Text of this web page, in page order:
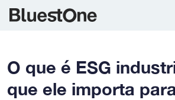
Skip to navigation
Skip to content
O que é ESG
que ele importa